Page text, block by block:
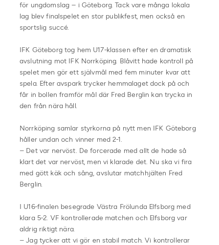
för ungdomslag – i Göteborg. Tack vare många lokala
lag blev finalspelet en stor publikfest, men också en
sportslig succé.
IFK Göteborg tog hem U17-klassen efter en dramatisk
avslutning mot IFK Norrköping. Blåvitt hade kontroll på
spelet men gör ett självmål med fem minuter kvar att
spela. Efter avspark trycker hemmalaget dock på och
får in bollen framför mål där Fred Berglin kan trycka in
den från nära håll.
Norrköping samlar styrkorna på nytt men IFK Göteborg
håller undan och vinner med 2-1.
– Det var nervöst. De forcerade med allt de hade så
klart det var nervöst, men vi klarade det. Nu ska vi fira
med gött käk och sång, avslutar matchhjälten Fred
Berglin.
I U16-finalen besegrade Västra Frölunda Elfsborg med
klara 5-2. VF kontrollerade matchen och Elfsborg var
aldrig riktigt nära.
– Jag tycker att vi gör en stabil match. Vi kontrollerar